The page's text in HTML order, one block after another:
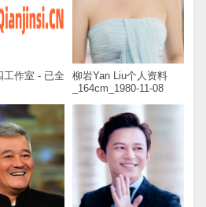
工作室 - 已全
柳岩Yan Liu个人资料
_164cm_1980-11-08